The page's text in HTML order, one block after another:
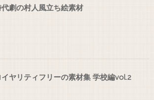
代劇の村人風立ち絵素材
イヤリティフリーの素材集 学校編vol.2